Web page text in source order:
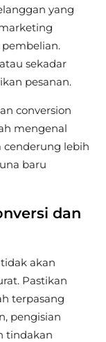
yang
sekadar
pesanan.
conversion
mengenal
cenderung lebih
baru
dan
akan
Pastikan
terpasang
pengisian
tindakan